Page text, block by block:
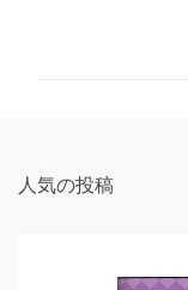
人気の投稿